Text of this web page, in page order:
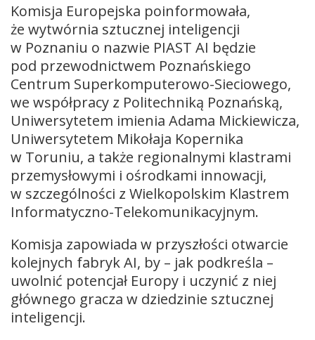
Komisja Europejska poinformowała,
że wytwórnia sztucznej inteligencji
w Poznaniu o nazwie PIAST AI będzie
pod przewodnictwem Poznańskiego
Centrum Superkomputerowo-Sieciowego,
we współpracy z Politechniką Poznańską,
Uniwersytetem imienia Adama Mickiewicza,
Uniwersytetem Mikołaja Kopernika
w Toruniu, a także regionalnymi klastrami
przemysłowymi i ośrodkami innowacji,
w szczególności z Wielkopolskim Klastrem
Informatyczno-Telekomunikacyjnym.
Komisja zapowiada w przyszłości otwarcie
kolejnych fabryk AI, by – jak podkreśla –
uwolnić potencjał Europy i uczynić z niej
głównego gracza w dziedzinie sztucznej
inteligencji.